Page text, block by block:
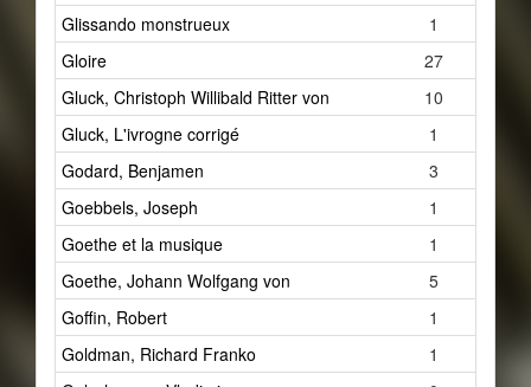
Glissando monstrueux
1
Gloire
27
Gluck, Christoph Willibald Ritter von
10
Gluck, L'ivrogne corrigé
1
Godard, Benjamen
3
Goebbels, Joseph
1
Goethe et la musique
1
Goethe, Johann Wolfgang von
5
Goffin, Robert
1
Goldman, Richard Franko
1